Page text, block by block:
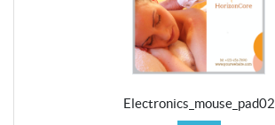
Electronics_mouse_pad02